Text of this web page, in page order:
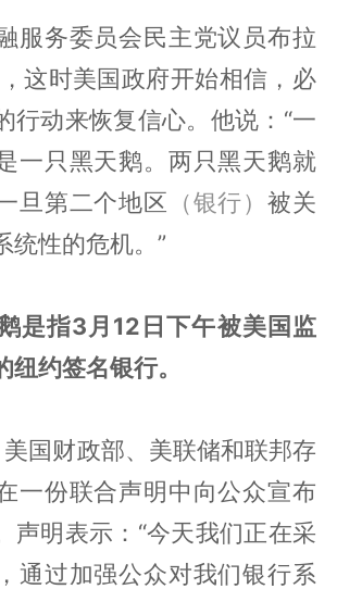
服务委员会民主党议员布拉
这时美国政府开始相信，必
行动来恢复信心。他说：“一
一只黑天鹅。两只黑天鹅就
旦第二个地区 （银行）被关
统性的危机。”
是指3月12日下午被美国监
约签名银行。
国财政部、美联储和联邦存
一份联合声明中向公众宣布
声明表示：“今天我们正在采
通过加强公众对我们银行系